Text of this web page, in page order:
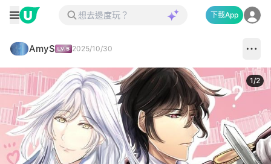
下載App
AmyS 2025/10/30
1/2